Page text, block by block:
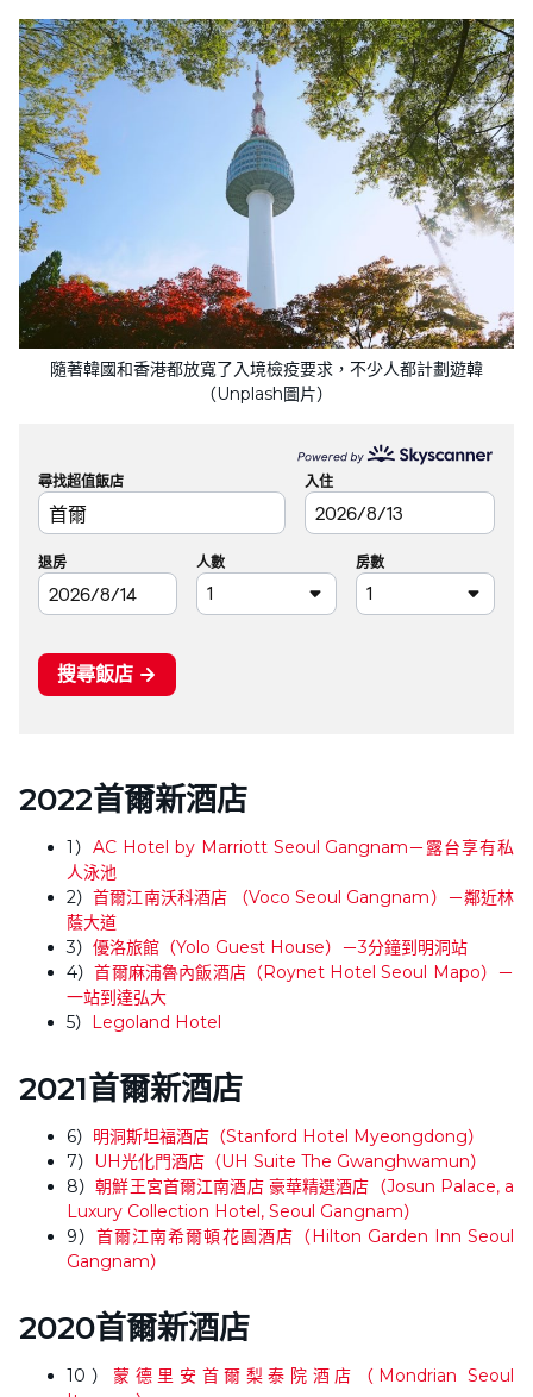
隨著韓國和香港都放寬了入境檢疫要求，不少人都計劃遊韓
（Unplash圖片）
2022首爾新酒店
1） AC Hotel by Marriott Seoul Gangnam－露台享有私
人泳池
2）首爾江南沃科酒店 （Voco Seoul Gangnam）－鄰近林
蔭大道
3） 優洛旅館（Yolo Guest House）－3分鐘到明洞站
4）首爾麻浦魯內飯酒店（Roynet Hotel Seoul Mapo）－
一站到達弘大
5） Legoland Hotel
2021首爾新酒店
6） 明洞斯坦福酒店（Stanford Hotel Myeongdong）
7） UH光化門酒店（UH Suite The Gwanghwamun）
8）朝鮮王宮首爾江南酒店 豪華精選酒店（Josun Palace, a
Luxury Collection Hotel, Seoul Gangnam）
9）首爾江南希爾頓花園酒店（Hilton Garden Inn Seoul
Gangnam）
2020首爾新酒店
10）蒙德里安首爾梨泰院酒店（Mondrian Seoul